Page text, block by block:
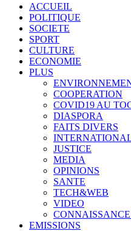
ACCUEIL
POLITIQUE
SOCIETE
SPORT
CULTURE
ECONOMIE
PLUS
COOPERATION
COVID19 AU
DIASPORA
FAITS DIVERS
JUSTICE
MEDIA
OPINIONS
SANTE
TECH&WEB
VIDEO
EMISSIONS